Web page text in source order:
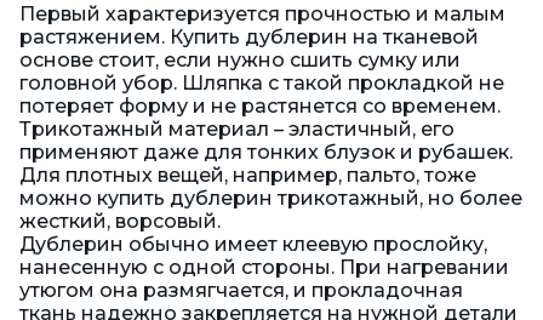
Первый характеризуется прочностью и малым
растяжением. Купить дублерин на тканевой
основе стоит, если нужно сшить сумку или
головной убор. Шляпка с такой прокладкой не
потеряет форму и не растянется со временем.
Трикотажный материал – эластичный, его
применяют даже для тонких блузок и рубашек.
Для плотных вещей, например, пальто, тоже
можно купить дублерин трикотажный, но более
жесткий, ворсовый.
Дублерин обычно имеет клеевую прослойку,
нанесенную с одной стороны. При нагревании
утюгом она размягчается, и прокладочная
ткань надежно закрепляется на нужной детали